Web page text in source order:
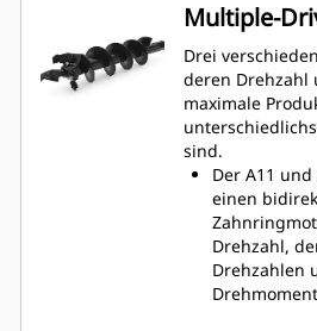
Multiple-
Drei
deren Drehzahl
maximale
sind.
Der A11
einen
Drehzahl,
Drehzahlen